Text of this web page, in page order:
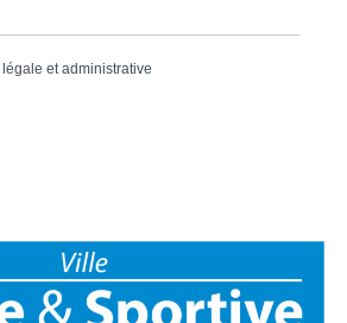
et administrative